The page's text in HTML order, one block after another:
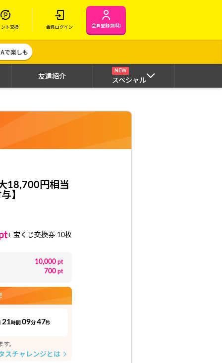
ント交換 会員ログイン 会員登録(無料)
で楽しも
友達紹介
NEW
スペシャル
18,700円相当
】
+ 宝くじ交換券 10枚
10,000 pt
700 pt
21時間 09分 46秒
。
スチャレンジとは arrow_forward_ios